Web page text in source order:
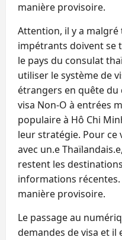
manière provisoire.
Attention, il y a malgré
impétrants doivent se
le pays du consulat
utiliser le système de
étrangers en quête du
visa Non-O à entrées
populaire à Hô Chi
leur stratégie. Pour ce
avec un.e
restent les
informations
manière provisoire.
Le passage au
demandes de visa et il